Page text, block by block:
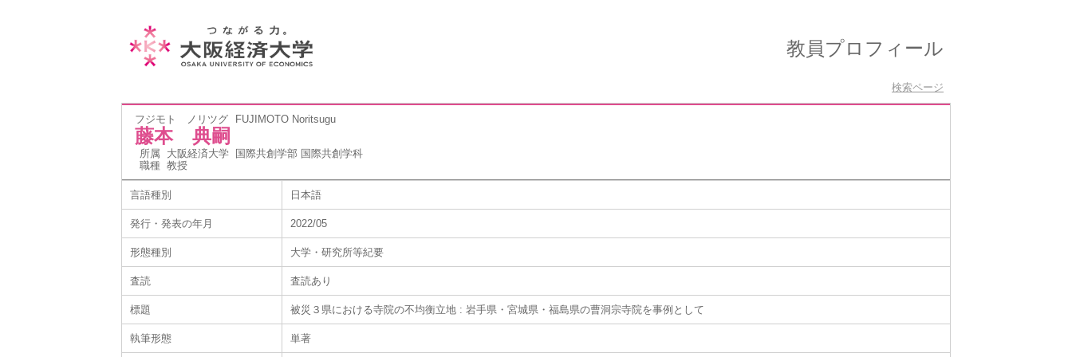
教員プロフィール
検索ページ
フジモト ノリツグ FUJIMOTO Noritsugu
藤本 典嗣
所属 大阪経済大学 国際共創学部 国際共創学科
職種 教授
言語種別 日本語
発行・発表の年月 2022/05
形態種別 大学・研究所等紀要
査読 査読あり
標題 被災３県における寺院の不均衡立地 : 岩手県・宮城県・福島県の曹洞宗寺院を事例として
執筆形態 単著